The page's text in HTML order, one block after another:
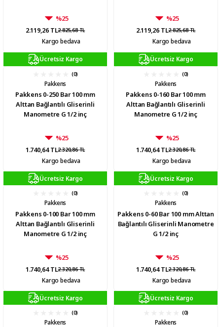
%25
2.119,26 TL2.825,68 TL
Kargo bedava
%25
2.119,26 TL2.825,68 TL
Kargo bedava
Ücretsiz Kargo
(0)
Pakkens
Pakkens 0-250 Bar 100 mm
Alttan Bağlantılı Gliserinli
Manometre G 1/2 inç
%25
1.740,64 TL2.320,86 TL
Kargo bedava
Ücretsiz Kargo
(0)
Pakkens
Pakkens 0-160 Bar 100 mm
Alttan Bağlantılı Gliserinli
Manometre G 1/2 inç
%25
1.740,64 TL2.320,86 TL
Kargo bedava
Ücretsiz Kargo
(0)
Pakkens
Pakkens 0-100 Bar 100 mm
Alttan Bağlantılı Gliserinli
Manometre G 1/2 inç
%25
1.740,64 TL2.320,86 TL
Kargo bedava
Ücretsiz Kargo
(0)
Pakkens
Pakkens 0-60 Bar 100 mm Alttan
Bağlantılı Gliserinli Manometre
G 1/2 inç
%25
1.740,64 TL2.320,86 TL
Kargo bedava
Ücretsiz Kargo
(0)
Pakkens
Ücretsiz Kargo
(0)
Pakkens